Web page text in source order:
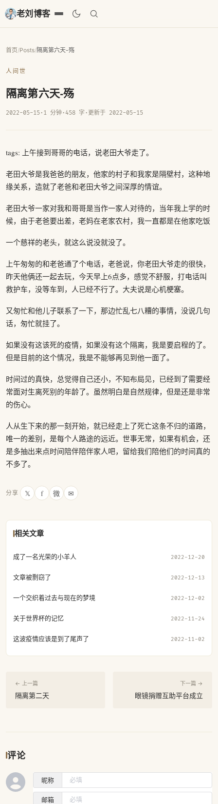
老刘博客
首页/Posts/隔离第六天-殇
人间世
隔离第六天-殇
2022-05-15· 1 分钟· 458 字 · 更新于 2022-05-15
tags: 上午接到哥哥的电话，说老田大爷走了。
老田大爷是我爸爸的朋友，他家的村子和我家是隔壁村，这种地
缘关系，造就了老爸和老田大爷之间深厚的情谊。
老田大爷一家对我和哥哥是当作一家人对待的，当年我上学的时
候，由于老爸要出差，老妈在老家农村，我一直都是在他家吃饭
一个慈祥的老头，就这么说没就没了。
上午匆匆的和老爸通了个电话，老爸说，你老田大爷走的很快，
昨天他俩还一起去玩，今天早上6点多，感觉不舒服，打电话叫
救护车，没等车到，人已经不行了。大夫说是心机梗塞。
又匆忙和他儿子联系了一下，那边忙乱七八糟的事情，没说几句
话，匆忙就挂了。
如果没有这该死的疫情，如果没有这个隔离，我是要启程的了。
但是目前的这个情况，我是不能够再见到他一面了。
时间过的真快，总觉得自己还小，不知布局见，已经到了需要经
常面对生离死别的年龄了。虽然明白是自然规律，但是还是非常
的伤心。
人从生下来的那一刻开始，就已经走上了死亡这条不归的道路，
唯一的差别，是每个人路途的远近。世事无常，如果有机会，还
是多抽出来点时间陪伴陪伴家人吧，留给我们陪他们的时间真的
不多了。
分享 𝕏 f 微 ✉
相关文章
成了一名光荣的小羊人 2022-12-20
文章被剽窃了 2022-12-13
一个交织着过去与现在的梦境 2022-12-02
关于世界杯的记忆 2022-11-24
这波疫情应该是到了尾声了 2022-11-02
← 上一篇
隔离第二天
下一篇 →
眼镜捐赠互助平台成立
评论
昵称
邮箱